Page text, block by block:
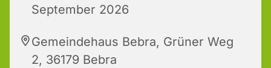
September 2026
Gemeindehaus Bebra, Grüner Weg
2, 36179 Bebra